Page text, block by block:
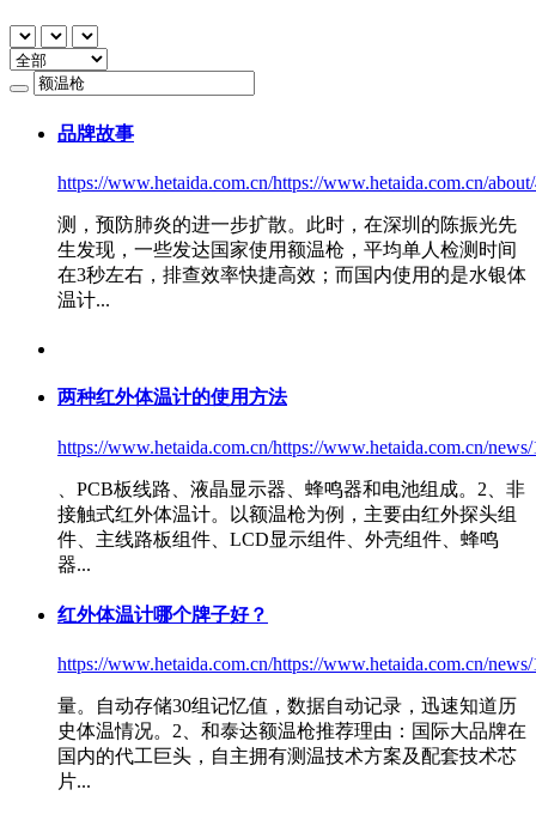
品牌故事
https://www.hetaida.com.cn/https://www.hetaida.com.cn/
测，预防肺炎的进一步扩散。此时，在深圳的陈振光先
生发现，一些发达国家使用额温枪 ，平均单人检测时间
在3秒左右，排查效率快捷高效；而国内使用的是水银体
温计...
两种红外体温计的使用方法
https://www.hetaida.com.cn/https://www.hetaida.com.cn/
、PCB板线路、液晶显示器、蜂鸣器和电池组成。2、非
接触式红外体温计。以额温枪为例，主要由红外探头组
件、主线路板组件、LCD显示组件、外壳组件、蜂鸣
器...
红外体温计哪个牌子好？
https://www.hetaida.com.cn/https://www.hetaida.com.cn/
量。自动存储30组记忆值，数据自动记录，迅速知道历
史体温情况。2、和泰达额温枪推荐理由：国际大品牌在
国内的代工巨头，自主拥有测温技术方案及配套技术芯
片...